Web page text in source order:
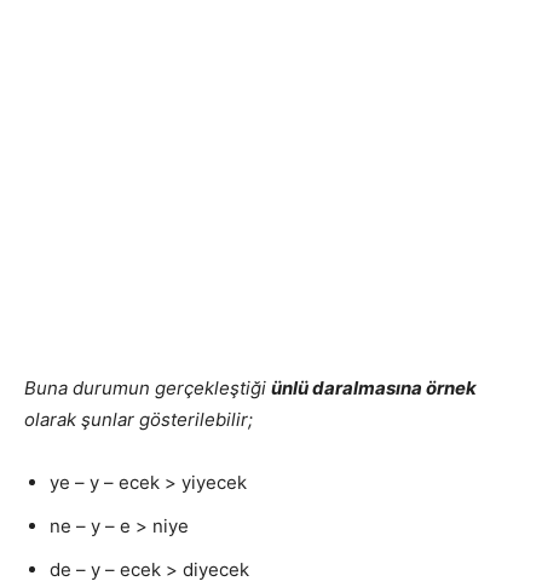
Buna durumun gerçekleştiği ünlü daralmasına örnek
olarak şunlar gösterilebilir;
ye – y – ecek > yiyecek
ne – y – e > niye
de – y – ecek > diyecek